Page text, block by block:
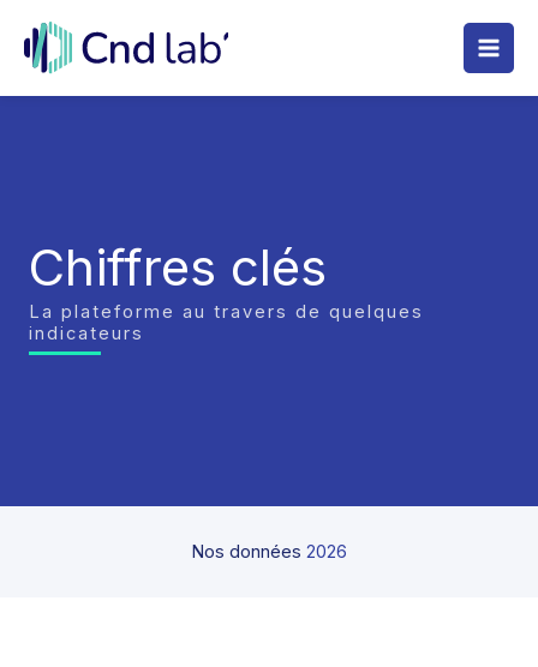
contenu
Chiffres clés
La plateforme au travers de quelques
indicateurs
Nos données 2026